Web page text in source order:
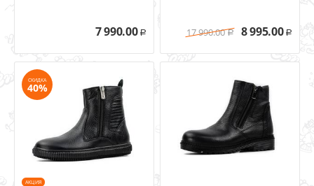
7 990.00 Р 17 990.00 Р 8 995.00 Р
СКИДКА
40%
AКЦИЯ